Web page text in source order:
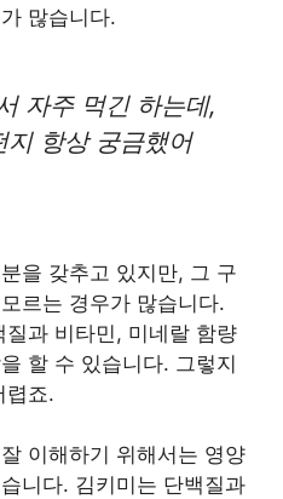
많습니다.
자주 먹긴 하는데,
지 항상 궁금했어
을 갖추고 있지만, 그 구
르는 경우가 많습니다.
과 비타민, 미네랄 함량
할 수 있습니다. 그렇지
렵죠.
이해하기 위해서는 영양
니다. 김키미는 단백질과